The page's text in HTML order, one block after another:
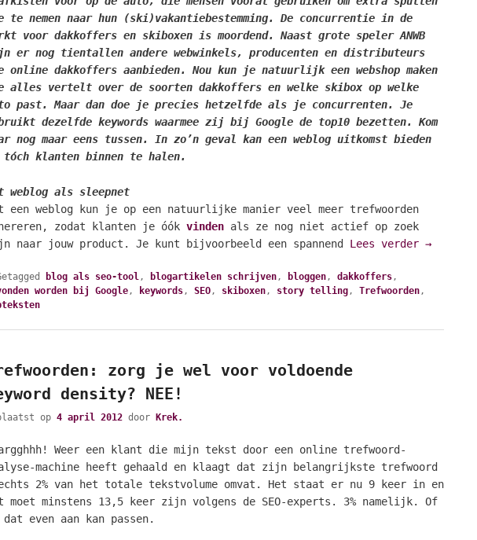
te nemen naar hun (ski)vakantiebestemming. De concurrentie in de
voor dakkoffers en skiboxen is moordend. Naast grote speler ANWB
er nog tientallen andere webwinkels, producenten en distributeurs
online dakkoffers aanbieden. Nou kun je natuurlijk een webshop maken
alles vertelt over de soorten dakkoffers en welke skibox op welke
past. Maar dan doe je precies hetzelfde als je concurrenten. Je
dezelfde keywords waarmee zij bij Google de top10 bezetten. Kom
nog maar eens tussen. In zo’n geval kan een weblog uitkomst bieden
tóch klanten binnen te halen.
weblog als sleepnet
een weblog kun je op een natuurlijke manier veel meer trefwoorden
zodat klanten je óók vinden als ze nog niet actief op zoek
naar jouw product. Je kunt bijvoorbeeld een spannend Lees verder →
blog als seo-tool, blogartikelen schrijven, bloggen, dakkoffers,
worden bij Google, keywords, SEO, skiboxen, story telling, Trefwoorden,
zorg je wel voor voldoende
density? NEE!
op 4 april 2012 door Krek.
Weer een klant die mijn tekst door een online trefwoord-
machine heeft gehaald en klaagt dat zijn belangrijkste trefwoord
2% van het totale tekstvolume omvat. Het staat er nu 9 keer in en
moet minstens 13,5 keer zijn volgens de SEO-experts. 3% namelijk. Of
even aan kan passen.